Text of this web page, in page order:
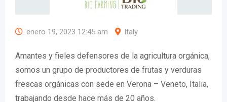
enero 19, 2023 12:45 am Italy
Amantes y fieles defensores de la agricultura orgánica,
somos un grupo de productores de frutas y verduras
frescas orgánicas con sede en Verona – Veneto, Italia,
trabajando desde hace más de 20 años.